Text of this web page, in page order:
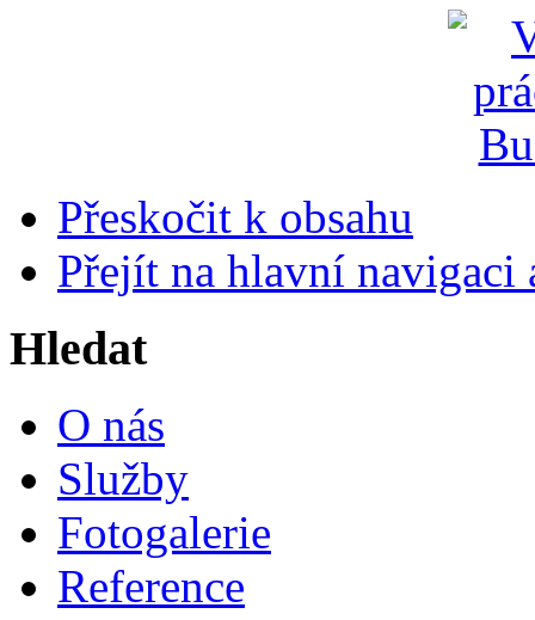
Přeskočit k obsahu
Přejít na hlavní navigaci
Hledat
O nás
Služby
Fotogalerie
Reference